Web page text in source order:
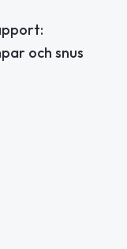
och snus